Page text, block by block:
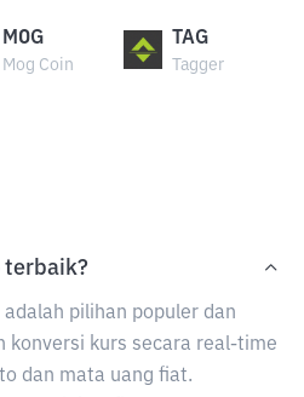
MOG
Mog Coin
TAG
Tagger
terbaik?
pilihan populer dan
konversi kurs secara real-time
dan mata uang fiat.